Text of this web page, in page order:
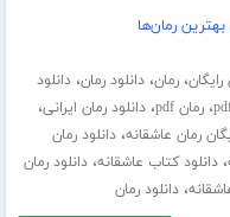
بهترین رمان‌ها
رایگان،رمان،دانلود رمان،دانلود
،رمان pdf ،دانلود رمان ایرانی،
رمان عاشقانه،دانلود رمان
،دانلود کتاب عاشقانه،دانلود رمان
،دانلود رمان